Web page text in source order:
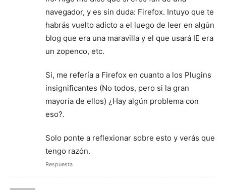
navegador, y es sin duda: Firefox. Intuyo que te
habrás vuelto adicto a el luego de leer en algún
blog que era una maravilla y el que usará IE era
un zopenco, etc.
Si, me refería a Firefox en cuanto a los Plugins
insignificantes (No todos, pero si la gran
mayoría de ellos) ¿Hay algún problema con
eso?.
Solo ponte a reflexionar sobre esto y verás que
tengo razón.
Respuesta